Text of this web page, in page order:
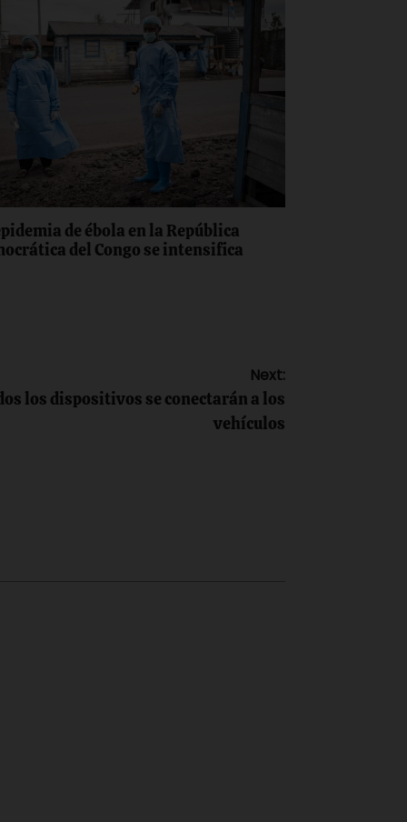
de ébola en la República
del Congo se intensifica
Next:
los dispositivos se conectarán a los
vehículos